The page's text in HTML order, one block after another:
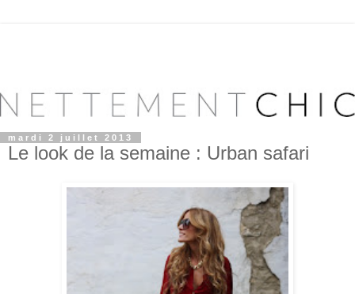
mardi 2 juillet 2013
Le look de la semaine : Urban safari